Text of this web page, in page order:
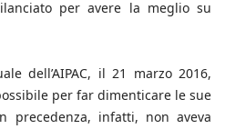
per avere la meglio su
dell’AIPAC, il 21 marzo 2016,
per far dimenticare le sue
precedenza, infatti, non aveva